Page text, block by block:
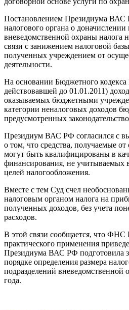
Постановлением Президиума ВАС
налогового органа о
вневедомственной охраны налога
связи с занижением налоговой
полученных учреждением от
деятельности.
На основании Бюджетного
действовавшей до 01.01.2011)
оказываемых бюджетными
категории неналоговых доходов
предусмотренных
Президиум ВАС РФ согласился с
о том, что средства, получаемые от
могут быть квалифицированы в
финансирования, не учитываемых
целей налогообложения.
Вместе с тем Суд счел
налоговым органом налога на
полученных доходов, без учета
расходов.
В этой связи сообщается, что ФНС
практического применения
Президиума ВАС РФ подготовила
порядке определения размера
подразделений вневедомственной
года.